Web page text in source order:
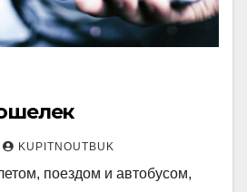
KUPITNOUTBUK
поездом и автобусом,